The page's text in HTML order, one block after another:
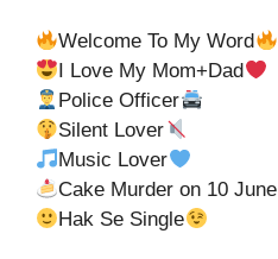
Welcome To My Word
I Love My Mom+Dad
Police Officer
Silent Lover
Music Lover
Cake Murder on 10 June
Hak Se Single